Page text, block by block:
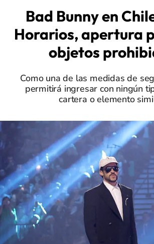
Bad Bunny en
Horarios, apertura
objetos
Como una de las medidas de
permitirá ingresar con ningún
cartera o elemento